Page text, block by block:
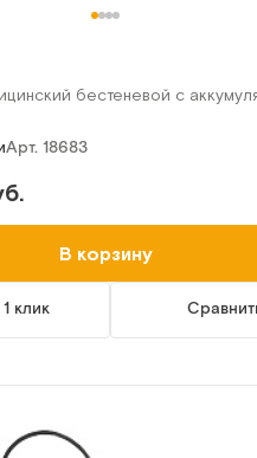
бестеневой с
Арт. 18683
В корзину
клик